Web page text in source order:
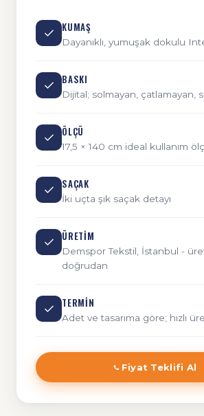
KUMAŞ
Dayanıklı, yumuşak dokulu
BASKI
Dijital; solmayan, çatlamayan,
ÖLÇÜ
17,5 × 140 cm ideal kullanım
SAÇAK
İki uçta şık saçak detayı
ÜRETIM
Demspor Tekstil, İstanbul -
doğrudan
TERMIN
Adet ve tasarıma göre; hızlı
Fiyat Teklifi Al